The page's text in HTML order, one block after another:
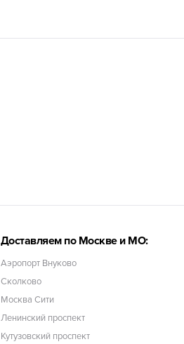
Доставляем по Москве и МО:
Аэропорт Внуково
Сколково
Москва Сити
Ленинский проспект
Кутузовский проспект